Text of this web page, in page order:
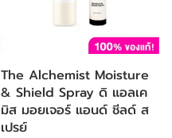
The Alchemist Moisture
& Shield Spray ดิ แอลเค
มิส มอยเจอร์ แอนด์ ชีลด์ ส
เปรย์